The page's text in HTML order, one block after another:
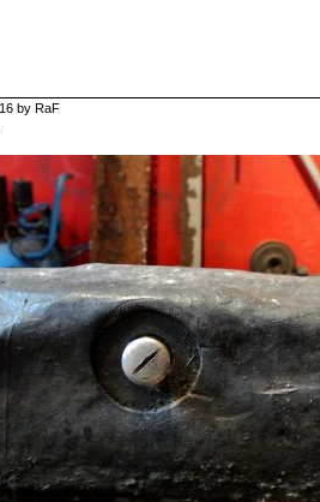
by RaF